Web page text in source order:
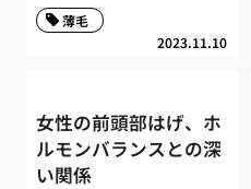
2023.11.10
薄毛
女性の前頭部はげ、ホ
ルモンバランスとの深
い関係